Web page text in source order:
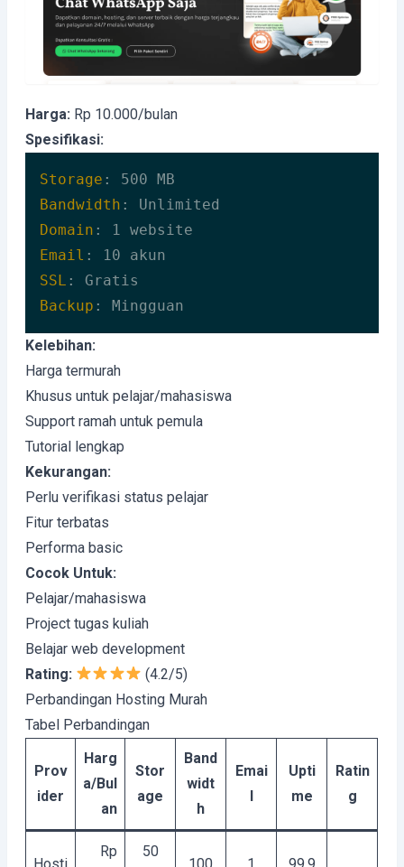
Harga: Rp 10.000/bulan
Spesifikasi:
Storage
Bandwidth
Domain
Email
SSL
Backup : Mingguan
Code language:
Kelebihan:
Harga termurah
Khusus untuk pelajar/mahasiswa
Support ramah untuk pemula
Tutorial lengkap
Kekurangan:
Perlu verifikasi status pelajar
Fitur terbatas
Performa basic
Cocok Untuk:
Pelajar/mahasiswa
Project tugas kuliah
Belajar web development
Rating:
(4.2/5)
Perbandingan Hosting Murah
Tabel Perbandingan
Prov
ider
Harg
a/Bul
an
Stor
age
Band
widt
h
Emai
l
Upti
me
Ratin
g
Hosti
Rp 50
100 1 99.9